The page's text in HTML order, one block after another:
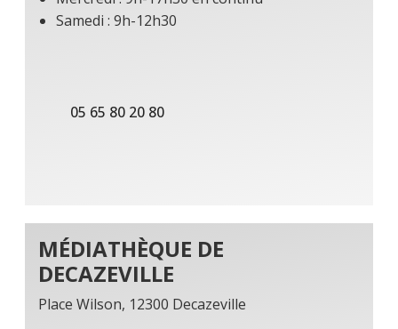
Samedi : 9h-12h30
05 65 80 20 80
MÉDIATHÈQUE DE
DECAZEVILLE
Place Wilson, 12300 Decazeville